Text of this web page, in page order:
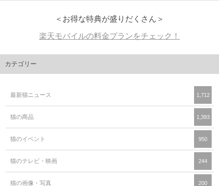
＜お得な特典が盛りだくさん＞
楽天モバイルの料金プランをチェック！
カテゴリー
最新猫ニュース 1,712
猫の商品 1,393
猫のイベント 950
猫のテレビ・映画 244
猫の画像・写真 200